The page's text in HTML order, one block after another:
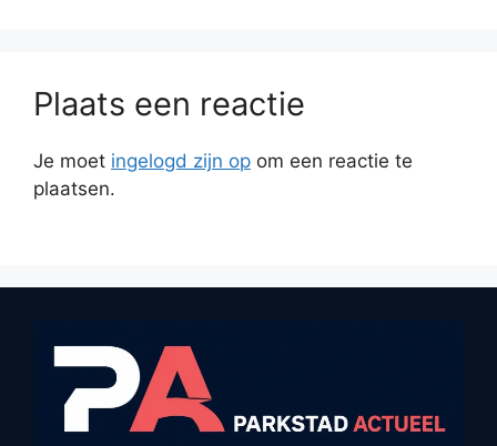
Plaats een reactie
Je moet ingelogd zijn op om een reactie te
plaatsen.